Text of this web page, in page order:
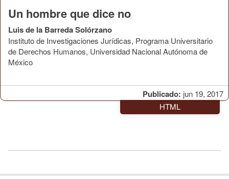
Publicado: jun 19, 2017
Un hombre que dice no
Luis de la Barreda Solórzano
Instituto de Investigaciones Jurídicas, Programa Universitario
de Derechos Humanos, Universidad Nacional Autónoma de
México
HTML